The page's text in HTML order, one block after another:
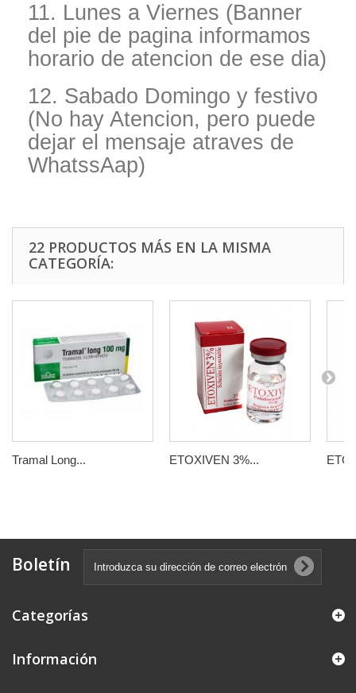
11. Lunes a Viernes (Banner
del pie de pagina informamos
horario de atencion de ese dia)
12. Sabado Domingo y festivo
(No hay Atencion, pero puede
dejar el mensaje atraves de
WhatssAap)
22 PRODUCTOS MÁS EN LA MISMA
CATEGORÍA:
Tramal Long... ETOXIVEN 3%...
Boletín
Categorías
Información